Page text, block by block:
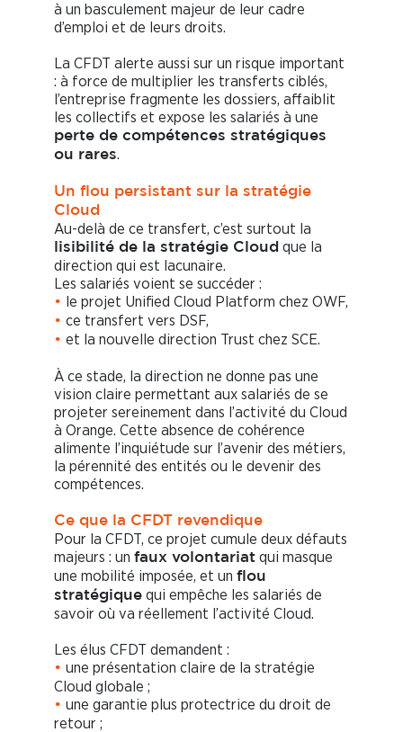
à un basculement majeur de leur cadre
d’emploi et de leurs droits.
La CFDT alerte aussi sur un risque important
: à force de multiplier les transferts ciblés,
l’entreprise fragmente les dossiers, affaiblit
les collectifs et expose les salariés à une
perte de compétences stratégiques
ou rares.
Un flou persistant sur la stratégie
Cloud
Au-delà de ce transfert, c’est surtout la
lisibilité de la stratégie Cloud que la
direction qui est lacunaire.
Les salariés voient se succéder :
• le projet Unified Cloud Platform chez OWF,
• ce transfert vers DSF,
• et la nouvelle direction Trust chez SCE.
À ce stade, la direction ne donne pas une
vision claire permettant aux salariés de se
projeter sereinement dans l’activité du Cloud
à Orange. Cette absence de cohérence
alimente l’inquiétude sur l’avenir des métiers,
la pérennité des entités ou le devenir des
compétences.
Ce que la CFDT revendique
Pour la CFDT, ce projet cumule deux défauts
majeurs : un faux volontariat qui masque
une mobilité imposée, et un flou
stratégique qui empêche les salariés de
savoir où va réellement l’activité Cloud.
Les élus CFDT demandent :
• une présentation claire de la stratégie
Cloud globale ;
• une garantie plus protectrice du droit de
retour ;